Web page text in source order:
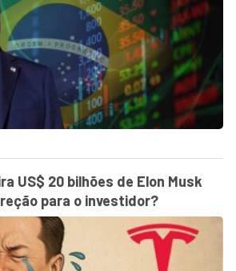
US$ 20 bilhões de Elon Musk
para o investidor?